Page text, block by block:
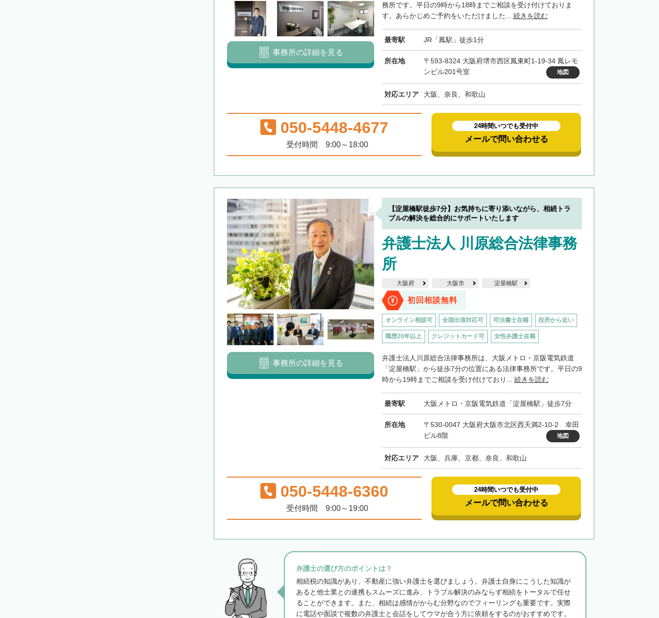
務所です。平日の9時から18時までご相談を受け付けておりま
す。あらかじめご予約をいただけました... 続きを読む
最寄駅 JR「鳳駅」徒歩1分
所在地
〒593-8324 大阪府堺市西区鳳東町1-19-34 鳳レモ
ンビル201号室
地図
対応エリア 大阪、奈良、和歌山
事務所の詳細を見る
050-5448-4677
受付時間 9:00～18:00
24時間いつでも受付中
メールで問い合わせる
【淀屋橋駅徒歩7分】お気持ちに寄り添いながら、相続トラ
ブルの解決を総合的にサポートいたします
弁護士法人 川原総合法律事務
所
大阪府 大阪市 淀屋橋駅
初回相談無料
オンライン相談可 全国出張対応可 司法書士在籍 役所から近い
職歴20年以上 クレジットカード可 女性弁護士在籍
弁護士法人川原総合法律事務所は、大阪メトロ・京阪電気鉄道
「淀屋橋駅」から徒歩7分の位置にある法律事務所です。平日の9
時から19時までご相談を受け付けており... 続きを読む
最寄駅 大阪メトロ・京阪電気鉄道「淀屋橋駅」徒歩7分
所在地
〒530-0047 大阪府大阪市北区西天満2-10-2 幸田
ビル8階
地図
対応エリア 大阪、兵庫、京都、奈良、和歌山
事務所の詳細を見る
050-5448-6360
受付時間 9:00～19:00
24時間いつでも受付中
メールで問い合わせる
弁護士の選び方のポイントは？
相続税の知識があり、不動産に強い弁護士を選びましょう。弁護士自身にこうした知識が
あると他士業との連携もスムーズに進み、トラブル解決のみならず相続をトータルで任せ
ることができます。また、相続は感情がからむ分野なのでフィーリングも重要です。実際
に電話や面談で複数の弁護士と会話をしてウマが合う方に依頼をするのがおすすめです。